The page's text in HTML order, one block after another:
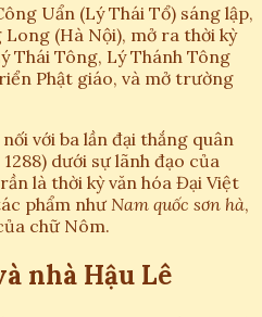
Uẩn (Lý Thái Tổ) sáng lập,
(Hà Nội), mở ra thời kỳ
Thái Tông, Lý Thánh Tông
Phật giáo, và mở trường
với ba lần đại thắng quân
dưới sự lãnh đạo của
là thời kỳ văn hóa Đại Việt
phẩm như Nam quốc sơn hà,
chữ Nôm.
nhà Hậu Lê